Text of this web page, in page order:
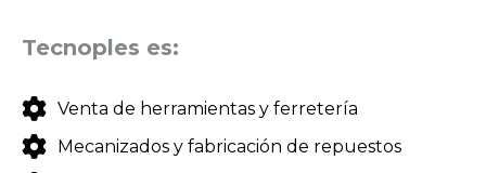
Tecnoples es:
Venta de herramientas y ferretería
Mecanizados y fabricación de repuestos